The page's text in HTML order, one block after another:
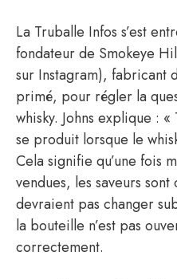
La Truballe Infos s’est
fondateur de Smokeye
sur Instagram), fabricant
primé, pour régler la
whisky. Johns explique :
se produit lorsque le
Cela signifie qu’une fois
vendues, les saveurs
devraient pas changer
la bouteille n’est pas
correctement.